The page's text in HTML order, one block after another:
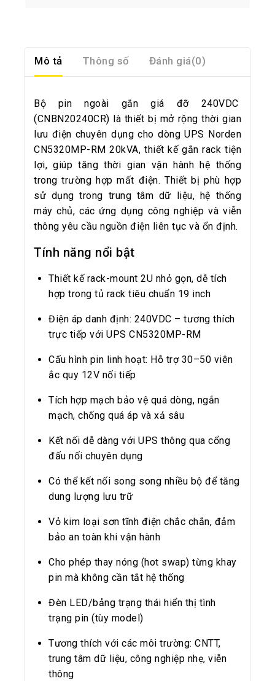
Mô tả Thông số Đánh giá(0)
Bộ pin ngoài gắn giá đỡ 240VDC
(CNBN20240CR) là thiết bị mở rộng thời gian
lưu điện chuyên dụng cho dòng UPS Norden
CN5320MP-RM 20kVA, thiết kế gắn rack tiện
lợi, giúp tăng thời gian vận hành hệ thống
trong trường hợp mất điện. Thiết bị phù hợp
sử dụng trong trung tâm dữ liệu, hệ thống
máy chủ, các ứng dụng công nghiệp và viễn
thông yêu cầu nguồn điện liên tục và ổn định.
Tính năng nổi bật
Thiết kế rack-mount 2U nhỏ gọn, dễ tích
hợp trong tủ rack tiêu chuẩn 19 inch
Điện áp danh định: 240VDC – tương thích
trực tiếp với UPS CN5320MP-RM
Cấu hình pin linh hoạt: Hỗ trợ 30–50 viên
ắc quy 12V nối tiếp
Tích hợp mạch bảo vệ quá dòng, ngắn
mạch, chống quá áp và xả sâu
Kết nối dễ dàng với UPS thông qua cổng
đấu nối chuyên dụng
Có thể kết nối song song nhiều bộ để tăng
dung lượng lưu trữ
Vỏ kim loại sơn tĩnh điện chắc chắn, đảm
bảo an toàn khi vận hành
Cho phép thay nóng (hot swap) từng khay
pin mà không cần tắt hệ thống
Đèn LED/bảng trạng thái hiển thị tình
trạng pin (tùy model)
Tương thích với các môi trường: CNTT,
trung tâm dữ liệu, công nghiệp nhẹ, viễn
thông